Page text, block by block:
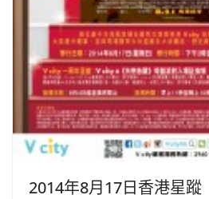
2014年8月17日香港星蹤